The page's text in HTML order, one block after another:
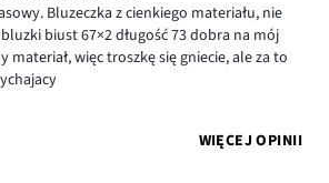
Bluzeczka z cienkiego materiału, nie
biust 67×2 długość 73 dobra na mój
materiał, więc troszkę się gniecie, ale za to
WIĘCEJ OPINII